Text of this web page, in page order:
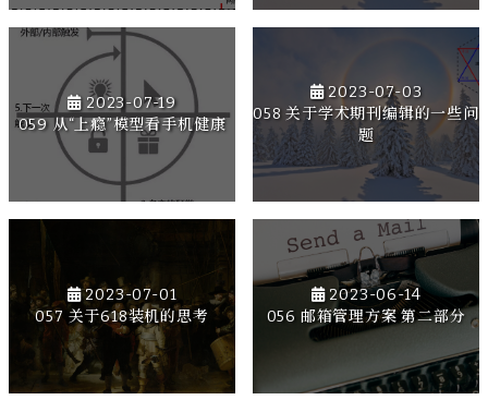
2023-07-19
059 从“上瘾”模型看手机健康
2023-07-03
058 关于学术期刊编辑的一些问
题
2023-07-01
057 关于618装机的思考
2023-06-14
056 邮箱管理方案 第二部分